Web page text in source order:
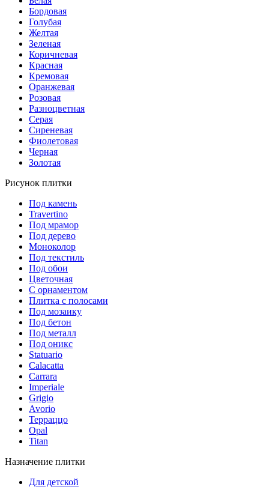
Бордовая
Голубая
Желтая
Зеленая
Коричневая
Красная
Кремовая
Оранжевая
Розовая
Разноцветная
Серая
Сиреневая
Фиолетовая
Черная
Золотая
Рисунок плитки
Под камень
Travertino
Под мрамор
Под дерево
Моноколор
Под текстиль
Под обои
Цветочная
С орнаментом
Плитка с полосами
Под мозаику
Под бетон
Под металл
Под оникс
Statuario
Calacatta
Carrara
Imperiale
Grigio
Avorio
Терраццо
Opal
Titan
Назначение плитки
Для детской